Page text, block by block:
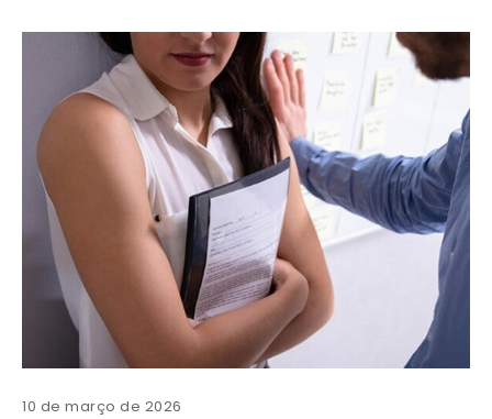
10 de março de 2026